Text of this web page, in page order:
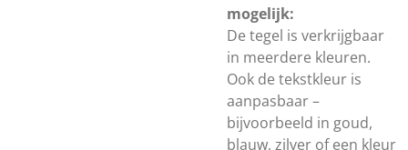
mogelijk:
De tegel is verkrijgbaar
in meerdere kleuren.
Ook de tekstkleur is
aanpasbaar –
bijvoorbeeld in goud,
blauw, zilver of een kleur